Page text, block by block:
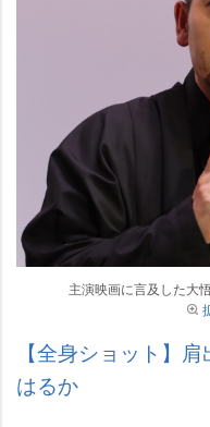
主演映画に言及した大
【全身ショット】
はるか